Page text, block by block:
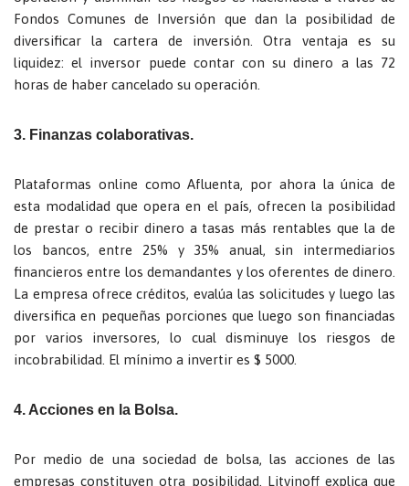
Fondos Comunes de Inversión que dan la posibilidad de
diversificar la cartera de inversión. Otra ventaja es su
liquidez: el inversor puede contar con su dinero a las 72
horas de haber cancelado su operación.
3. Finanzas colaborativas.
Plataformas online como Afluenta, por ahora la única de
esta modalidad que opera en el país, ofrecen la posibilidad
de prestar o recibir dinero a tasas más rentables que la de
los bancos, entre 25% y 35% anual, sin intermediarios
financieros entre los demandantes y los oferentes de dinero.
La empresa ofrece créditos, evalúa las solicitudes y luego las
diversifica en pequeñas porciones que luego son financiadas
por varios inversores, lo cual disminuye los riesgos de
incobrabilidad. El mínimo a invertir es $ 5000.
4. Acciones en la Bolsa.
Por medio de una sociedad de bolsa, las acciones de las
empresas constituyen otra posibilidad. Litvinoff explica que